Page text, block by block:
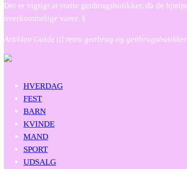
Det er vigtigt at støtte genbrugsbutikker, da de
overkommelige varer. §
Artiklen Guide til retro genbrug og
HVERDAG
FEST
BARN
KVINDE
MAND
SPORT
UDSALG